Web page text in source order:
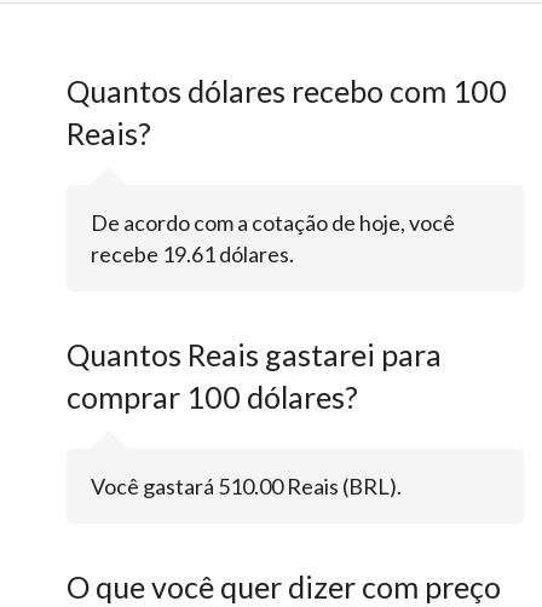
Quantos dólares recebo com 100
Reais?
De acordo com a cotação de hoje, você
recebe 19.61 dólares.
Quantos Reais gastarei para
comprar 100 dólares?
Você gastará 510.00 Reais (BRL).
O que você quer dizer com preço